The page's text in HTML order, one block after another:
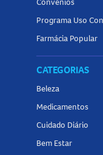
Programa Uso
Farmácia Popular
CATEGORIAS
Beleza
Medicamentos
Cuidado Diário
Bem Estar